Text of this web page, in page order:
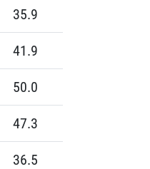
35.9
41.9
50.0
47.3
36.5